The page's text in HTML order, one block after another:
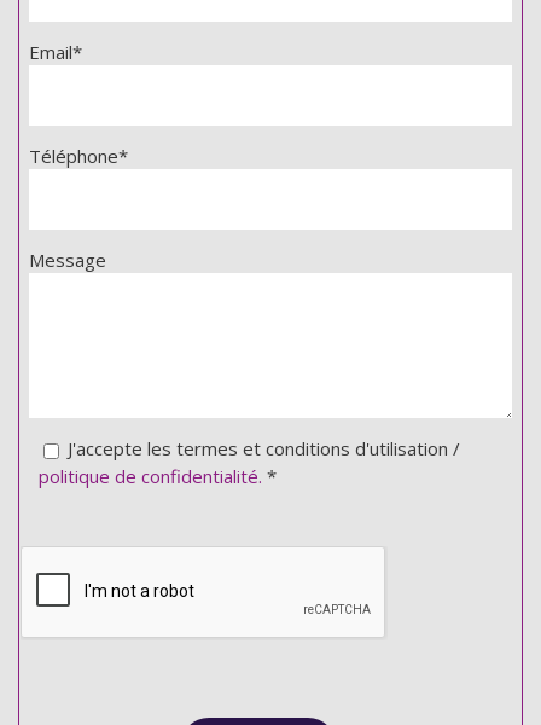
Email*
Téléphone*
Message
J'accepte les termes et conditions d'utilisation /
politique de confidentialité. *